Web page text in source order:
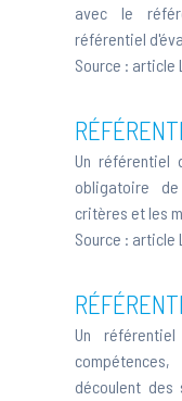
avec le
référentiel
Source : article
Un référentiel
obligatoire
critères et les
Source : article
Un
découlent